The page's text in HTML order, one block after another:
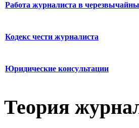
Работа журналиста в
Кодекс чести журналиста
Юридические консультации
Теория